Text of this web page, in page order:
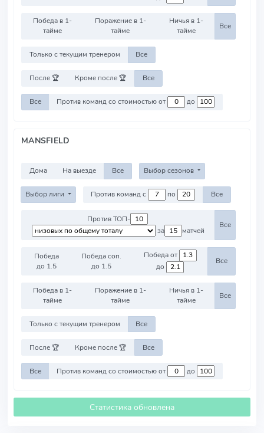
Победа в 1-
тайме
Поражение в 1-
тайме
Ничья в 1-
тайме
Все
Только с текущим тренером Все
После 🏆 Кроме после 🏆 Все
Все Против команд со стоимостью от до
MANSFIELD
Дома На выезде Все Выбор сезонов
Выбор лиги Против команд с по Все
Против ТОП-
за
матчей
Все
Победа
до 1.5
Победа соп.
до 1.5
Победа от
до
Все
Победа в 1-
тайме
Поражение в 1-
тайме
Ничья в 1-
тайме
Все
Только с текущим тренером Все
После 🏆 Кроме после 🏆 Все
Все Против команд со стоимостью от до
Статистика обновлена